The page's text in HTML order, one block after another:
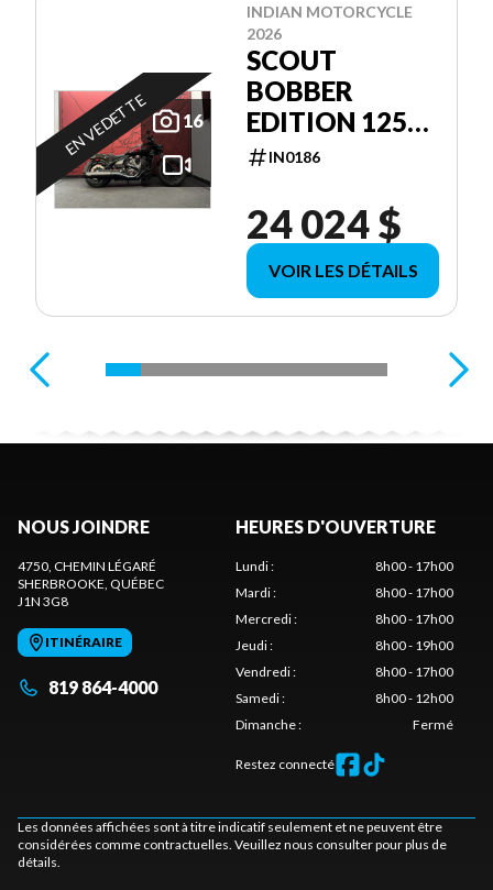
16
EN VEDETTE
INDIAN MOTORCYCLE
2026
SCOUT
BOBBER
EDITION 125E
ANNIVERSAIRE
IN0186
24 024 $
VOIR LES DÉTAILS
NOUS JOINDRE
4750, CHEMIN LÉGARÉ
SHERBROOKE , QUÉBEC
J1N 3G8
ITINÉRAIRE
819 864-4000
HEURES D'OUVERTURE
Lundi:
8h00 - 17h00
Mardi:
8h00 - 17h00
Mercredi:
8h00 - 17h00
Jeudi:
8h00 - 19h00
Vendredi:
8h00 - 17h00
Samedi:
8h00 - 12h00
Dimanche: Fermé
Restez connecté
Les données affichées sont à titre indicatif seulement et ne peuvent être
considérées comme contractuelles. Veuillez nous consulter pour plus de
détails.